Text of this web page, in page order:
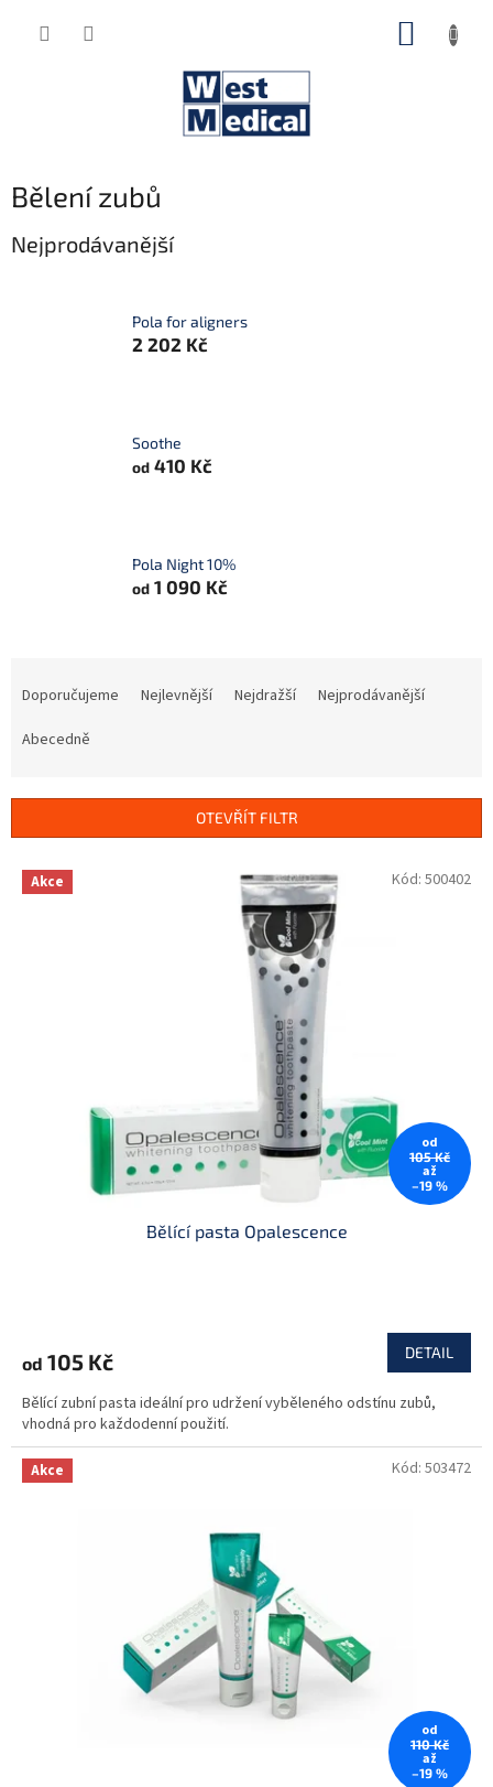
Bělení zubů
Nejprodávanější
Pola for aligners
2 202 Kč
Soothe
od 410 Kč
Pola Night 10%
od 1 090 Kč
r
Doporučujeme Nejlevnější Nejdražší
Nejprodávanější
Abecedně
OTEVŘÍT FILTR
V Akce
od
105 Kč
až
–19 %
Bělící pasta Opalescence
od 105 Kč DETAIL
Bělící zubní pasta ideální pro udržení vyběleného odstínu zubů,
vhodná pro každodenní použití.
Kód: 500402
Akce
od
110 Kč
až
–19 %
Kód: 503472